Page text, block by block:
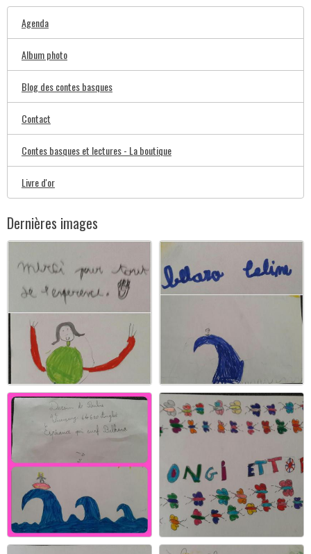
Agenda
Album photo
Blog des contes basques
Contact
Contes basques et lectures - La boutique
Livre d'or
Dernières images